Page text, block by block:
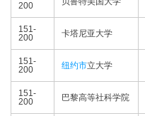
200
151-
200
卡塔尼亚大学
151-
200
纽约市立大学
151-
200
巴黎高等社科学院